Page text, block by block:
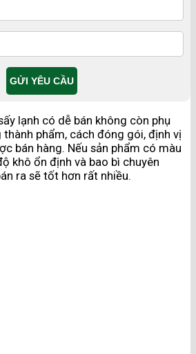
lạnh có dễ bán không còn phụ
phẩm, cách đóng gói, định vị
bán hàng. Nếu sản phẩm có màu
khô ổn định và bao bì chuyên
ra sẽ tốt hơn rất nhiều.